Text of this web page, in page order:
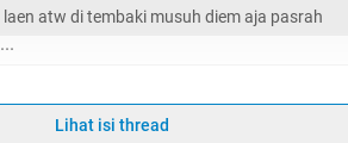
militer kita
atw di tembaki musuh diem aja pasrah
Lihat isi thread